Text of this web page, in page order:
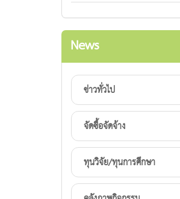
News
ข่าวทั่วไป
จัดซื้อจัดจ้าง
ทุนวิจัย/ทุนการศึกษา